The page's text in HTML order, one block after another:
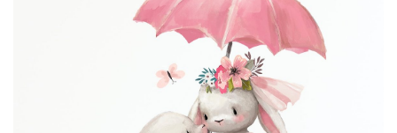
a
i
g
a
o
t
e
n